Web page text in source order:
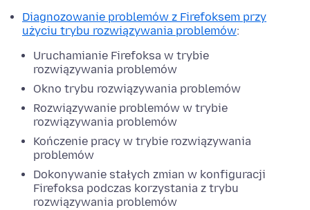
Diagnozowanie problemów z Firefoksem przy
użyciu trybu rozwiązywania problemów:
Uruchamianie Firefoksa w trybie
rozwiązywania problemów
Okno trybu rozwiązywania problemów
Rozwiązywanie problemów w trybie
rozwiązywania problemów
Kończenie pracy w trybie rozwiązywania
problemów
Dokonywanie stałych zmian w konfiguracji
Firefoksa podczas korzystania z trybu
rozwiązywania problemów